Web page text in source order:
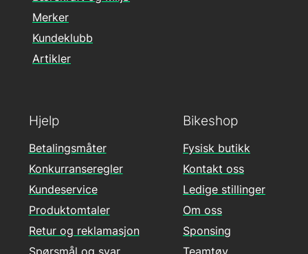
Hjelp
Betalingsmåter
Konkurranseregler
Kundeservice
Produktomtaler
Retur og reklamasjon
Spørsmål og svar
Merker
Kundeklubb
Artikler
Bikeshop
Fysisk butikk
Kontakt oss
Ledige stillinger
Om oss
Sponsing
Teamtøy